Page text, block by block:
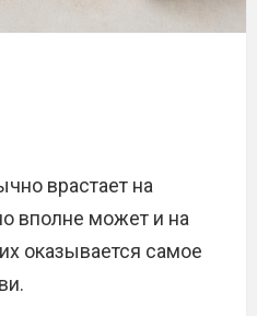
врастает на
вполне может и на
оказывается самое